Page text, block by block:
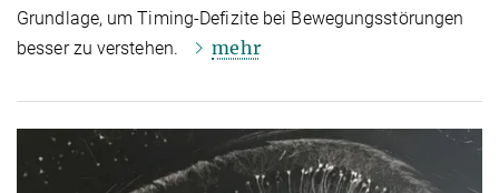
Grundlage, um Timing-Defizite bei Bewegungsstörungen
besser zu verstehen.
mehr